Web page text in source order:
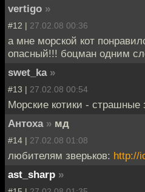
vertigo »
#12 | 27.02.08 00:36
а мне морской кот
опасный!!! боцман одним
swet_ka »
#13 | 27.02.08 00:54
Морские котики - страшные
Антоха » мд
#14 | 27.02.08 01:08
любителям зверьков: http://
ast_sharp »